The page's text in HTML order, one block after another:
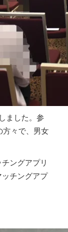
ました。参
方々で、男女
ングアプリ
チングアプ